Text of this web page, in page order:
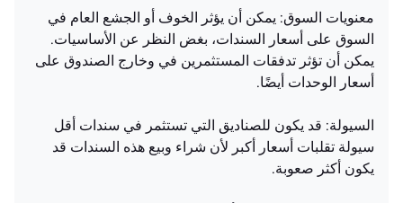
معنويات السوق: يمكن أن يؤثر الخوف أو الجشع العام في
السوق على أسعار السندات، بغض النظر عن الأساسيات.
يمكن أن تؤثر تدفقات المستثمرين في وخارج الصندوق على
أسعار الوحدات أيضًا.
السيولة: قد يكون للصناديق التي تستثمر في سندات أقل
سيولة تقلبات أسعار أكبر لأن شراء وبيع هذه السندات قد
يكون أكثر صعوبة.